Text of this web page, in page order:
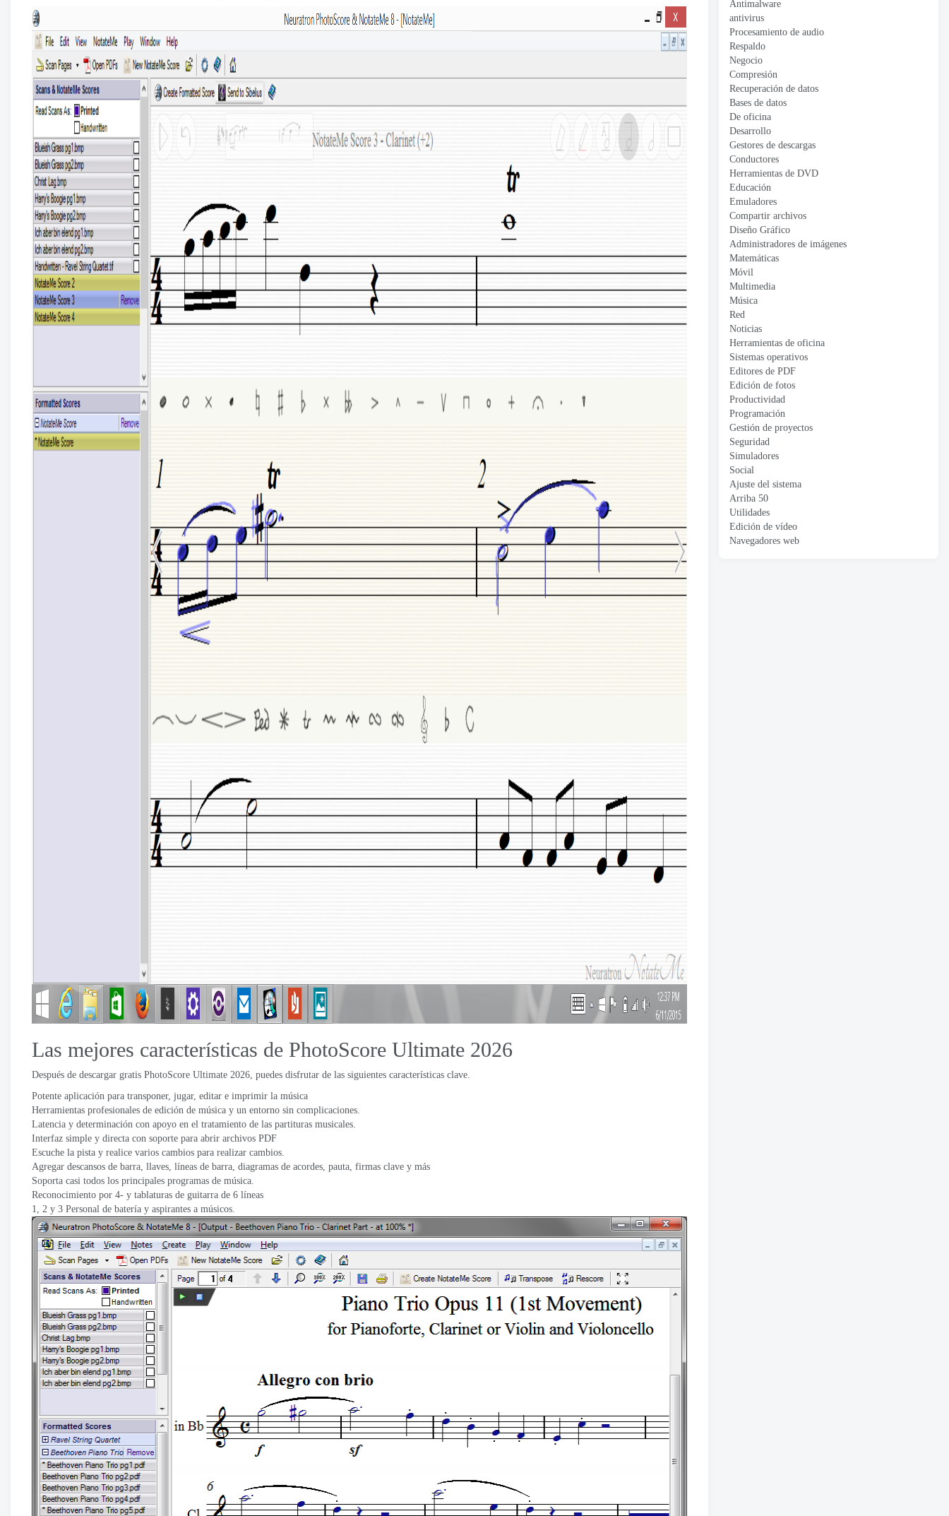
Las mejores características de PhotoScore Ultimate 2026
Después de descargar gratis PhotoScore Ultimate 2026, puedes disfrutar de las siguientes características clave.
Potente aplicación para transponer, jugar, editar e imprimir la música
Herramientas profesionales de edición de música y un entorno sin complicaciones.
Latencia y determinación con apoyo en el tratamiento de las partituras musicales.
Interfaz simple y directa con soporte para abrir archivos PDF
Escuche la pista y realice varios cambios para realizar cambios.
Agregar descansos de barra, llaves, líneas de barra, diagramas de acordes, pauta, firmas clave y más
Soporta casi todos los principales programas de música.
Reconocimiento por 4- y tablaturas de guitarra de 6 líneas
1, 2 y 3 Personal de batería y aspirantes a músicos.
Antimalware
antivirus
Procesamiento de audio
Respaldo
Negocio
Compresión
Recuperación de datos
Bases de datos
De oficina
Desarrollo
Gestores de descargas
Conductores
Herramientas de DVD
Educación
Emuladores
Compartir archivos
Diseño Gráfico
Administradores de imágenes
Matemáticas
Móvil
Multimedia
Música
Red
Noticias
Herramientas de oficina
Sistemas operativos
Editores de PDF
Edición de fotos
Productividad
Programación
Gestión de proyectos
Seguridad
Simuladores
Social
Ajuste del sistema
Arriba 50
Utilidades
Edición de vídeo
Navegadores web